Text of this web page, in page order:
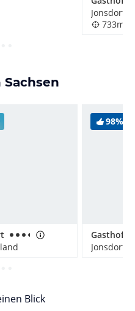
Jonsdorf,
733m
98%
Jonsdorf,
Blick